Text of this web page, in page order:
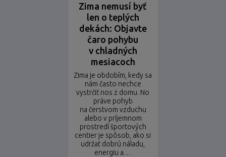
Zima nemusí byť
len o teplých
dekách: Objavte
čaro pohybu
v chladných
mesiacoch
Zima je obdobím, kedy sa
nám často nechce
vystrčiť nos z domu. No
práve pohyb
na čerstvom vzduchu
alebo v príjemnom
prostredí športových
centier je spôsob, ako si
udržať dobrú náladu,
energiu a…